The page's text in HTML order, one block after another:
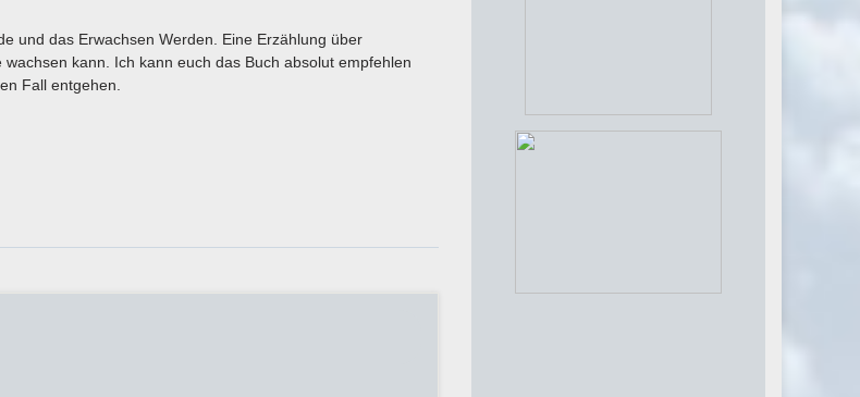
und das Erwachsen Werden. Eine Erzählung über
kann. Ich kann euch das Buch absolut empfehlen
Fall entgehen.